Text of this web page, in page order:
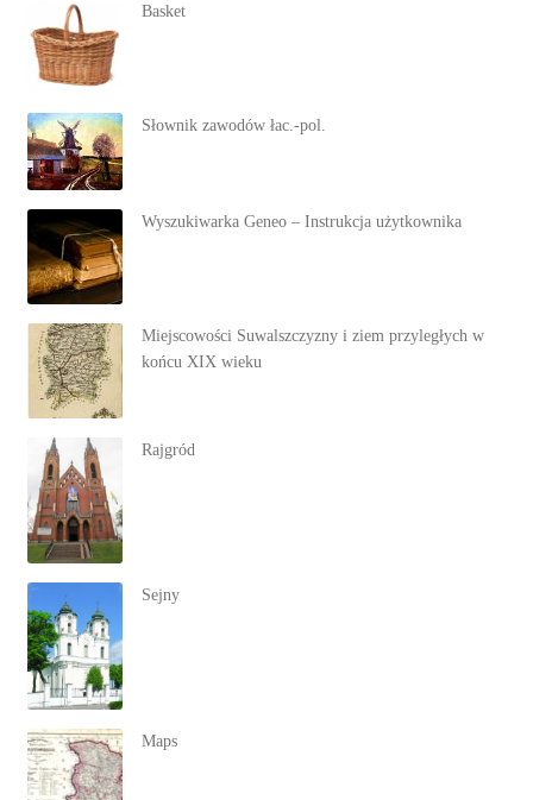
Basket
Słownik zawodów łac.-pol.
Wyszukiwarka Geneo – Instrukcja użytkownika
Miejscowości Suwalszczyzny i ziem przyległych w
końcu XIX wieku
Rajgród
Sejny
Maps